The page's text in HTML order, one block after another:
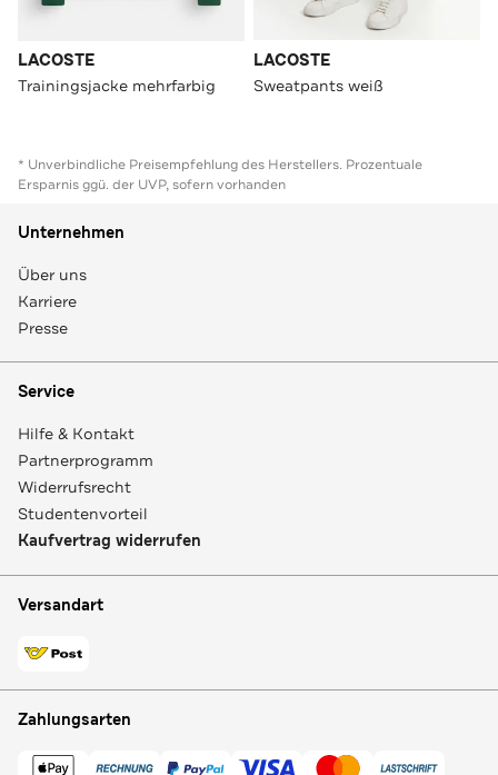
LACOSTE
Trainingsjacke mehrfarbig
LACOSTE
Sweatpants weiß
* Unverbindliche Preisempfehlung des Herstellers. Prozentuale
Ersparnis ggü. der UVP, sofern vorhanden
Unternehmen
Über uns
Karriere
Presse
Service
Hilfe & Kontakt
Partnerprogramm
Widerrufsrecht
Studentenvorteil
Kaufvertrag widerrufen
Versandart
Zahlungsarten